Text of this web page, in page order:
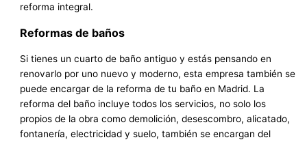
reforma integral.
Reformas de baños
Si tienes un cuarto de baño antiguo y estás pensando en
renovarlo por uno nuevo y moderno, esta empresa también se
puede encargar de la reforma de tu baño en Madrid. La
reforma del baño incluye todos los servicios, no solo los
propios de la obra como demolición, desescombro, alicatado,
fontanería, electricidad y suelo, también se encargan del